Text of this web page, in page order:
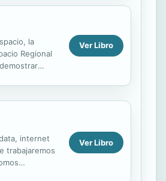
la
Regional
Ver Libro
internet
trabajaremos
Ver Libro